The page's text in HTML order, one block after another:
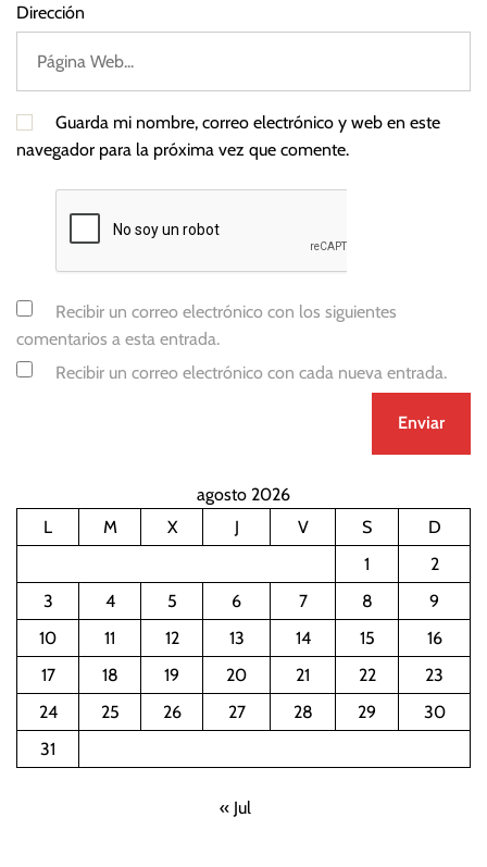
Dirección
Guarda mi nombre, correo electrónico y web en este
navegador para la próxima vez que comente.
Recibir un correo electrónico con los siguientes
comentarios a esta entrada.
Recibir un correo electrónico con cada nueva entrada.
agosto 2026
L
M X J V S
D
1
2
3
4 5 6 7 8
9
10
11 12 13 14 15
16
17
18 19 20 21 22
23
24
25 26 27 28 29
30
31
« Jul